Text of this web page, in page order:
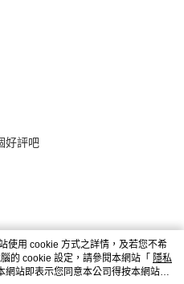
好評吧
使用 cookie 方式之詳情，及若您不希
的 cookie 設定，請參閱本網站「 隱私
網站即表示您同意本公司得按本網站使